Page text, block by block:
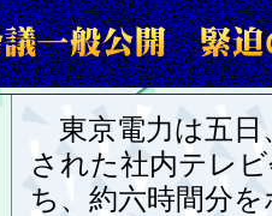
東京電力は五日
された社内テレ
ち、約六時間分